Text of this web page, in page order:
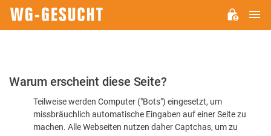
Bitte
dass
Warum erscheint diese Seite?
Teilweise werden Computer ("Bots") eingesetzt, um
missbräuchlich automatische Eingaben auf einer Seite zu
machen. Alle Webseiten nutzen daher Captchas, um zu